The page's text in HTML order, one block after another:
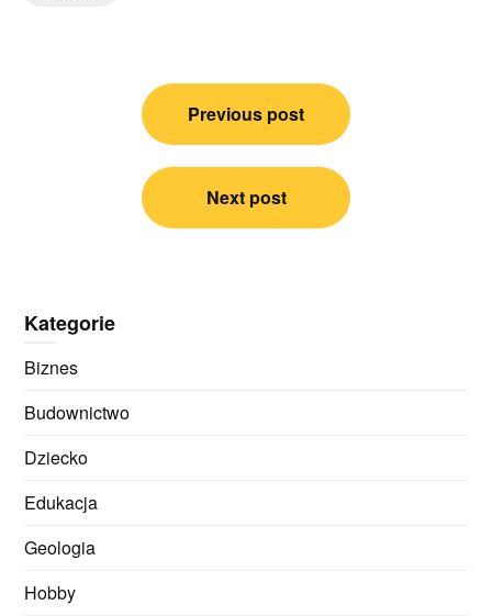
Nawigacja
Previous post
Next post
Kategorie
Biznes
Budownictwo
Dziecko
Edukacja
Geologia
Hobby